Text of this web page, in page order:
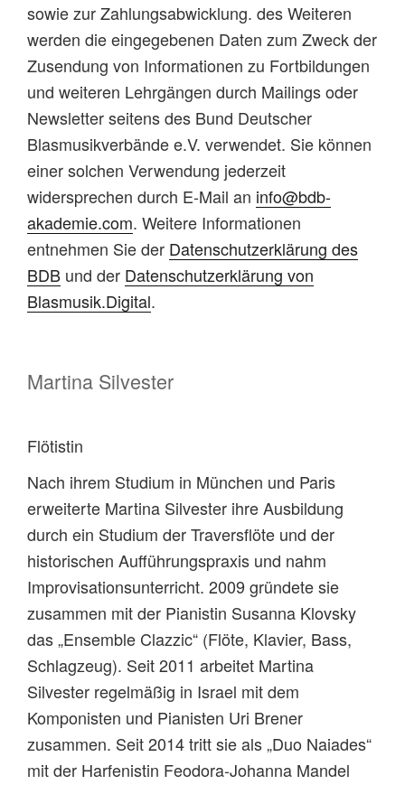
sowie zur Zahlungsabwicklung. des Weiteren
werden die eingegebenen Daten zum Zweck der
Zusendung von Informationen zu Fortbildungen
und weiteren Lehrgängen durch Mailings oder
Newsletter seitens des Bund Deutscher
Blasmusikverbände e.V. verwendet. Sie können
einer solchen Verwendung jederzeit
widersprechen durch E-Mail an info@bdb-
akademie.com. Weitere Informationen
entnehmen Sie der Datenschutzerklärung des
BDB und der Datenschutzerklärung von
Blasmusik.Digital.
Martina Silvester
Flötistin
Nach ihrem Studium in München und Paris
erweiterte Martina Silvester ihre Ausbildung
durch ein Studium der Traversflöte und der
historischen Aufführungspraxis und nahm
Improvisationsunterricht. 2009 gründete sie
zusammen mit der Pianistin Susanna Klovsky
das „Ensemble Clazzic“ (Flöte, Klavier, Bass,
Schlagzeug). Seit 2011 arbeitet Martina
Silvester regelmäßig in Israel mit dem
Komponisten und Pianisten Uri Brener
zusammen. Seit 2014 tritt sie als „Duo Naiades“
mit der Harfenistin Feodora-Johanna Mandel